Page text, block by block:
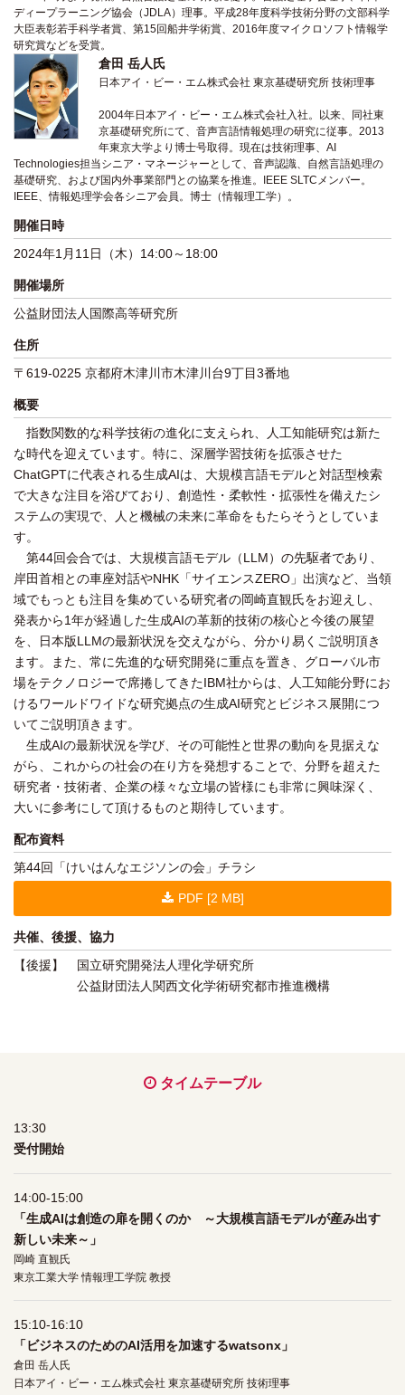
ディープラーニング協会（JDLA）理事。平成28年度科学技術分野の文部科学
大臣表彰若手科学者賞、第15回船井学術賞、2016年度マイクロソフト情報学
研究賞などを受賞。
倉田 岳人氏
日本アイ・ビー・エム株式会社 東京基礎研究所 技術理事
2004年日本アイ・ビー・エム株式会社入社。以来、同社東
京基礎研究所にて、音声言語情報処理の研究に従事。2013
年東京大学より博士号取得。現在は技術理事、AI
Technologies担当シニア・マネージャーとして、音声認識、自然言語処理の
基礎研究、および国内外事業部門との協業を推進。IEEE SLTCメンバー。
IEEE、情報処理学会各シニア会員。博士（情報理工学）。
開催日時
2024年1月11日（木）14:00～18:00
開催場所
公益財団法人国際高等研究所
住所
〒619-0225 京都府木津川市木津川台9丁目3番地
概要
指数関数的な科学技術の進化に支えられ、人工知能研究は新た
な時代を迎えています。特に、深層学習技術を拡張させた
ChatGPTに代表される生成AIは、大規模言語モデルと対話型検索
で大きな注目を浴びており、創造性・柔軟性・拡張性を備えたシ
ステムの実現で、人と機械の未来に革命をもたらそうとしていま
す。
第44回会合では、大規模言語モデル（LLM）の先駆者であり、
岸田首相との車座対話やNHK「サイエンスZERO」出演など、当領
域でもっとも注目を集めている研究者の岡崎直観氏をお迎えし、
発表から1年が経過した生成AIの革新的技術の核心と今後の展望
を、日本版LLMの最新状況を交えながら、分かり易くご説明頂き
ます。また、常に先進的な研究開発に重点を置き、グローバル市
場をテクノロジーで席捲してきたIBM社からは、人工知能分野にお
けるワールドワイドな研究拠点の生成AI研究とビジネス展開につ
いてご説明頂きます。
生成AIの最新状況を学び、その可能性と世界の動向を見据えな
がら、これからの社会の在り方を発想することで、分野を超えた
研究者・技術者、企業の様々な立場の皆様にも非常に興味深く、
大いに参考にして頂けるものと期待しています。
配布資料
第44回「けいはんなエジソンの会」チラシ
PDF [2 MB]
共催、後援、協力
【後援】 国立研究開発法人理化学研究所
公益財団法人関西文化学術研究都市推進機構
タイムテーブル
13:30
受付開始
14:00-15:00
「生成AIは創造の扉を開くのか ～大規模言語モデルが産み出す
新しい未来～」
岡崎 直観氏
東京工業大学 情報理工学院 教授
15:10-16:10
「ビジネスのためのAI活用を加速するwatsonx」
倉田 岳人氏
日本アイ・ビー・エム株式会社 東京基礎研究所 技術理事